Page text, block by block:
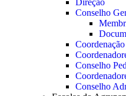
Direção
Conselho
Conselho
Conselho